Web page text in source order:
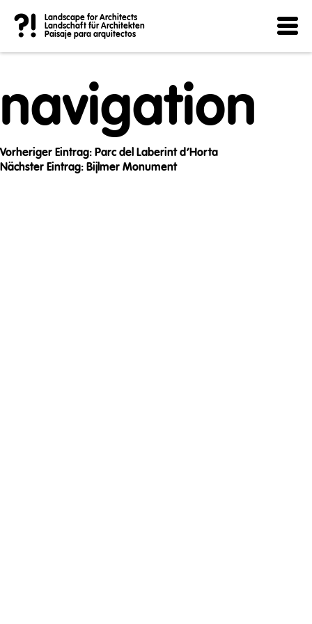
?!
Landscape for Architects
Landschaft für Architekten
Paisaje para arquitectos
Post
navigation
Vorheriger Eintrag: Parc del Laberint d’Horta
Nächster Eintrag: Bijlmer Monument